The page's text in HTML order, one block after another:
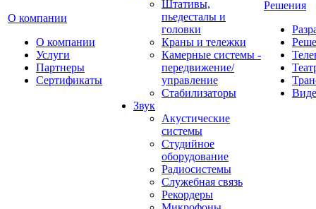
О компании
О компании
Услуги
Партнеры
Сертификаты
Штативы,
пьедесталы и
головки
Краны и тележки
Камерные системы -
передвижение/
управление
Стабилизаторы
Звук
Акустические
системы
Студийное
оборудование
Радиосистемы
Служебная связь
Рекордеры
Решения